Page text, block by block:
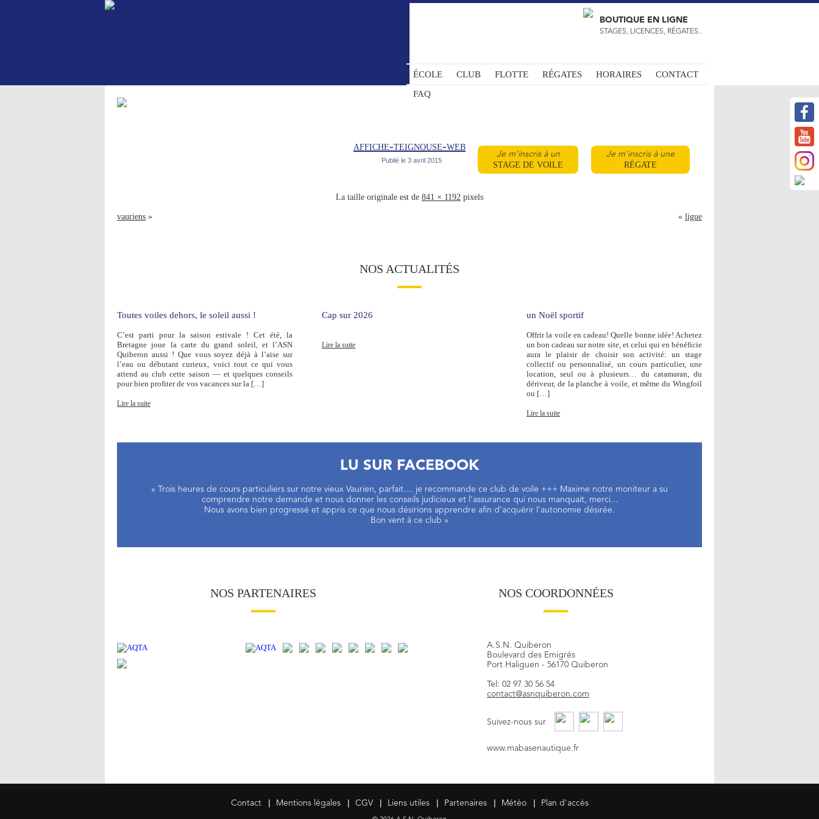
BOUTIQUE EN LIGNE
STAGES, LICENCES, RÉGATES..
ÉCOLE CLUB FLOTTE RÉGATES HORAIRES
CONTACT
FAQ
Je m'inscris à un
STAGE DE VOILE
Je m'inscris à une
RÉGATE
affiche-teignouse-web
Publié le 3 avril 2015
La taille originale est de 841 × 1192 pixels
vauriens » « ligue
NOS ACTUALITÉS
Toutes voiles dehors, le soleil aussi !
C’est parti pour la saison estivale ! Cet été, la
Bretagne joue la carte du grand soleil, et l’ASN
Quiberon aussi ! Que vous soyez déjà à l’aise sur
l’eau ou débutant curieux, voici tout ce qui vous
attend au club cette saison — et quelques conseils
pour bien profiter de vos vacances sur la […]
Lire la suite
Cap sur 2026
Lire la suite
un Noël sportif
Offrir la voile en cadeau! Quelle bonne idée! Achetez
un bon cadeau sur notre site, et celui qui en bénéficie
aura le plaisir de choisir son activité: un stage
collectif ou personnalisé, un cours particulier, une
location, seul ou à plusieurs… du catamaran, du
dériveur, de la planche à voile, et même du Wingfoil
ou […]
Lire la suite
LU SUR FACEBOOK
« Trois heures de cours particuliers sur notre vieux Vaurien, parfait.... je recommande ce club de voile +++ Maxime notre moniteur a su
comprendre notre demande et nous donner les conseils judicieux et l'assurance qui nous manquait, merci...
Nous avons bien progressé et appris ce que nous désirions apprendre afin d'acquérir l'autonomie désirée.
Bon vent à ce club »
NOS PARTENAIRES NOS COORDONNÉES
A.S.N. Quiberon
Boulevard des Emigrés
Port Haliguen - 56170 Quiberon
Tel: 02 97 30 56 54
contact@asnquiberon.com
Suivez-nous sur
www.mabasenautique.fr
Contact | Mentions légales | CGV | Liens utiles | Partenaires | Météo | Plan d'accès